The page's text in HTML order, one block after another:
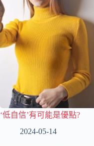
‘低自信’有可能是優點?
2024-05-14